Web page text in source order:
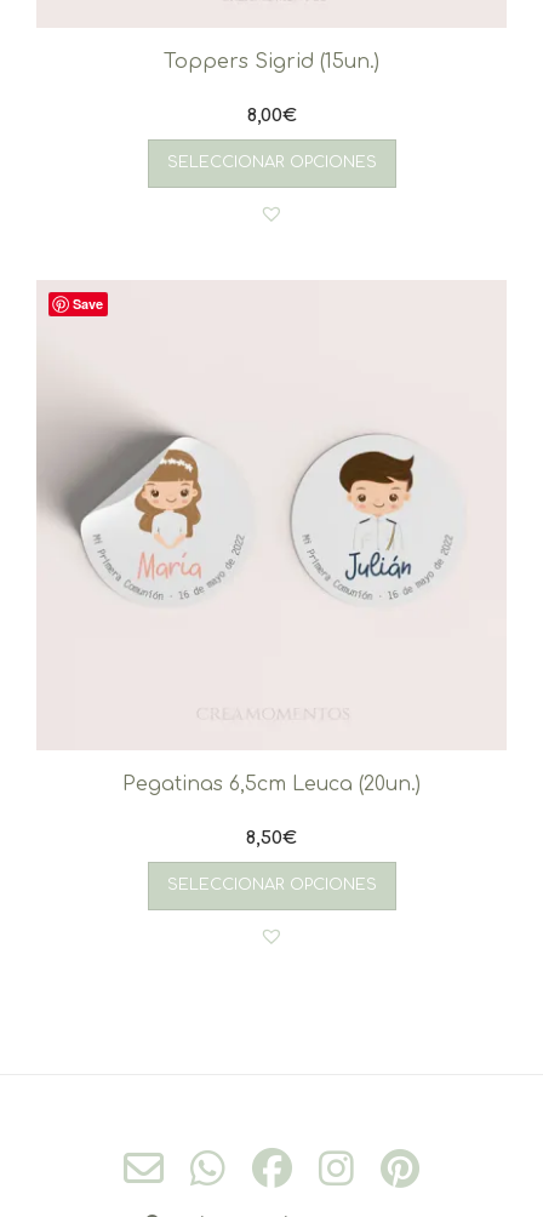
Toppers Sigrid (15un.)
8,00€
SELECCIONAR OPCIONES
Save
Pegatinas 6,5cm Leuca (20un.)
8,50€
SELECCIONAR OPCIONES